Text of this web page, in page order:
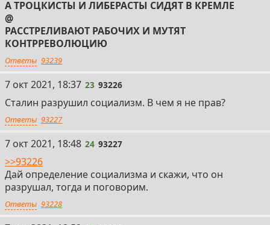
А ТРОЦКИСТЫ И ЛИБЕРАСТЫ СИДЯТ В КРЕМЛЕ
@
РАССТРЕЛИВАЮТ РАБОЧИХ И МУТЯТ
КОНТРРЕВОЛЮЦИЮ
Ответы 93239
23
7 окт 2021, 18:37 23 93226
Сталин разрушил социализм. В чем я не прав?
Ответы 93227
24
7 окт 2021, 18:48 24 93227
>>93226
Дай определение социализма и скажи, что он
разрушал, тогда и поговорим.
Ответы 93228